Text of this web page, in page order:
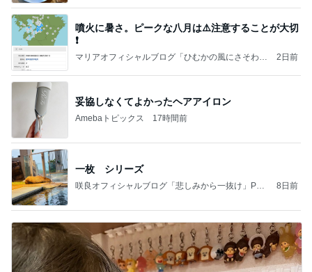
噴火に暑さ。ピークな八月は⚠️注意することが大切
❗️
マリアオフィシャルブログ「ひむかの風にさそわれ
2日前
妥協しなくてよかったヘアアイロン
Amebaトピックス 17時間前
一枚 シリーズ
咲良オフィシャルブログ「悲しみから一抜け」Pow
8日前